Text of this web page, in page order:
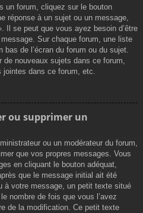
un forum, cliquez sur le bouton
réponse à un sujet ou un message,
Il se peut que vous ayez besoin d’être
Sur chaque forum, une liste
de l’écran du forum ou du sujet.
nouveaux sujets dans ce forum,
dans ce forum, etc.
ou supprimer un
ou un modérateur du forum,
que vos propres messages. Vous
en cliquant le bouton adéquat,
que le message initial ait été
à votre message, un petit texte situé
nombre de fois que vous l’avez
de la modification. Ce petit texte